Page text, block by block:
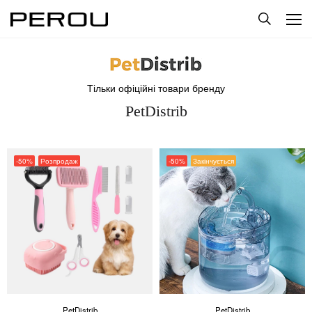
Тільки офіційні товари бренду
PetDistrib
-50% Розпродаж -50% Закінчується